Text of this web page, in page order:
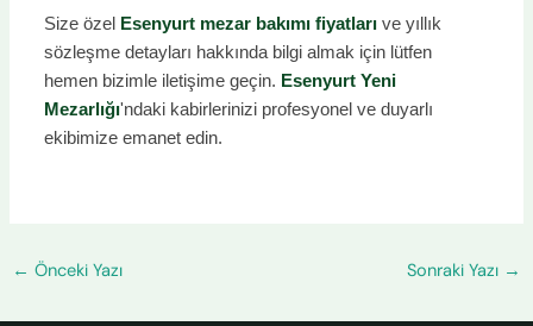
Size özel Esenyurt mezar bakımı fiyatları ve yıllık
sözleşme detayları hakkında bilgi almak için lütfen
hemen bizimle iletişime geçin. Esenyurt Yeni
Mezarlığı'ndaki kabirlerinizi profesyonel ve duyarlı
ekibimize emanet edin.
← Önceki Yazı Sonraki Yazı →